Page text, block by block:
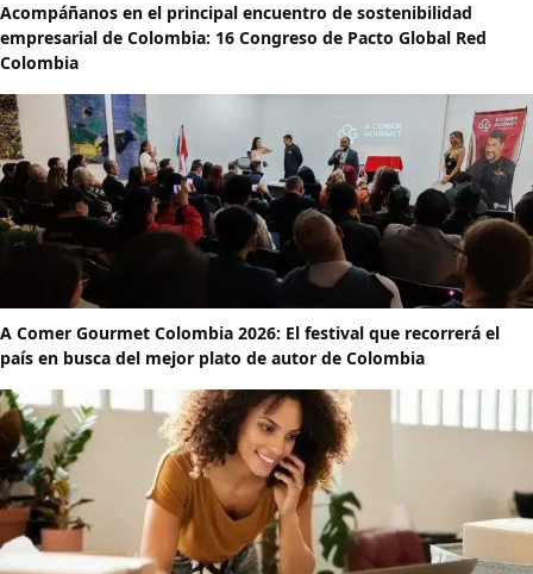
Acompáñanos en el principal encuentro de sostenibilidad
empresarial de Colombia: 16 Congreso de Pacto Global Red
Colombia
A Comer Gourmet Colombia 2026: El festival que recorrerá el
país en busca del mejor plato de autor de Colombia